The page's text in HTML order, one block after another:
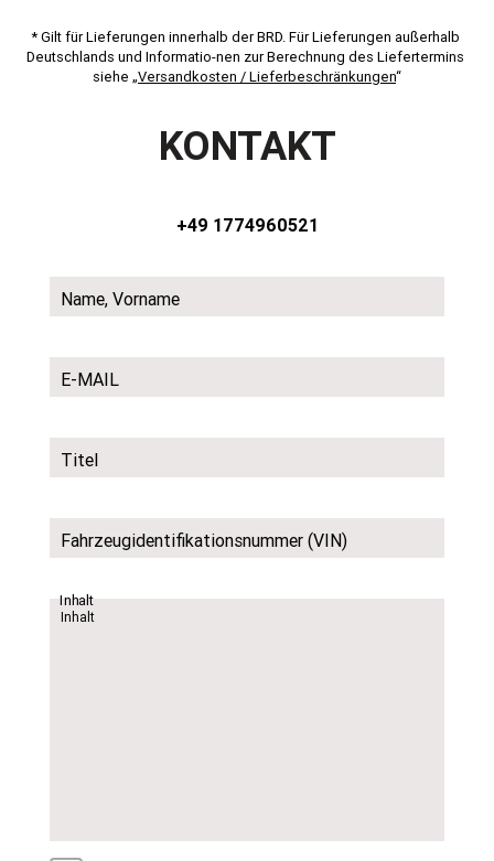
* Gilt für Lieferungen innerhalb der BRD. Für Lieferungen außerhalb
Deutschlands und Informatio-nen zur Berechnung des Liefertermins
siehe „Versandkosten / Lieferbeschränkungen“
KONTAKT
+49 1774960521
Name, Vorname
E-MAIL
Titel
Fahrzeugidentifikationsnummer (VIN)
Inhalt